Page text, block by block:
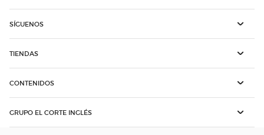
SÍGUENOS
TIENDAS
CONTENIDOS
GRUPO EL CORTE INGLÉS